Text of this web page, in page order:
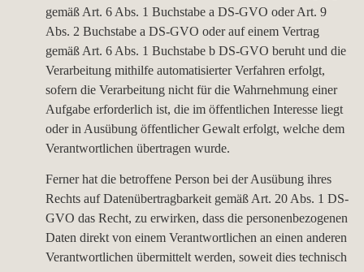
gemäß Art. 6 Abs. 1 Buchstabe a DS-GVO oder Art. 9
Abs. 2 Buchstabe a DS-GVO oder auf einem Vertrag
gemäß Art. 6 Abs. 1 Buchstabe b DS-GVO beruht und die
Verarbeitung mithilfe automatisierter Verfahren erfolgt,
sofern die Verarbeitung nicht für die Wahrnehmung einer
Aufgabe erforderlich ist, die im öffentlichen Interesse liegt
oder in Ausübung öffentlicher Gewalt erfolgt, welche dem
Verantwortlichen übertragen wurde.
Ferner hat die betroffene Person bei der Ausübung ihres
Rechts auf Datenübertragbarkeit gemäß Art. 20 Abs. 1 DS-
GVO das Recht, zu erwirken, dass die personenbezogenen
Daten direkt von einem Verantwortlichen an einen anderen
Verantwortlichen übermittelt werden, soweit dies technisch